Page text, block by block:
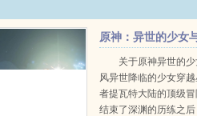
原神：异世的少女
远方之风
关于原神异世的
风异世降临的少女穿
者提瓦特大陆的顶级
结束了深渊的历练之